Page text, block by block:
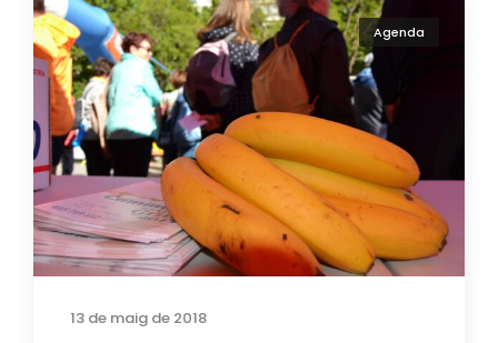
Agenda
13 de maig de 2018